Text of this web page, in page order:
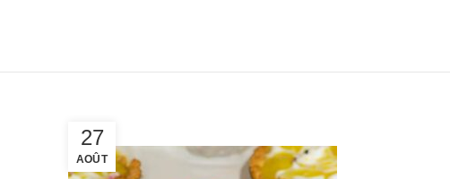
27
AOÛT